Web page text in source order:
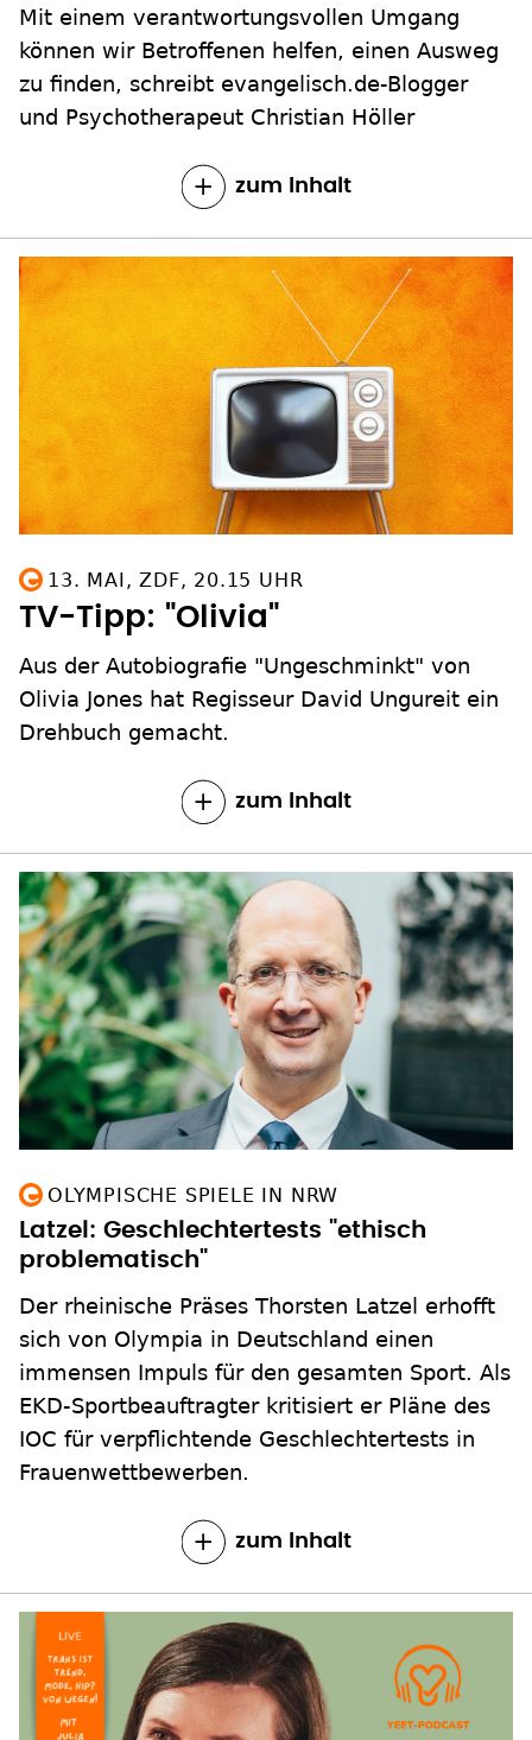
Mit einem verantwortungsvollen Umgang
können wir Betroffenen helfen, einen Ausweg
zu finden, schreibt evangelisch.de-Blogger
und Psychotherapeut Christian Höller
zum Inhalt
13. MAI, ZDF, 20.15 UHR
TV-Tipp: "Olivia"
Aus der Autobiografie "Ungeschminkt" von
Olivia Jones hat Regisseur David Ungureit ein
Drehbuch gemacht.
zum Inhalt
OLYMPISCHE SPIELE IN NRW
Latzel: Geschlechtertests "ethisch
problematisch"
Der rheinische Präses Thorsten Latzel erhofft
sich von Olympia in Deutschland einen
immensen Impuls für den gesamten Sport. Als
EKD-Sportbeauftragter kritisiert er Pläne des
IOC für verpflichtende Geschlechtertests in
Frauenwettbewerben.
zum Inhalt